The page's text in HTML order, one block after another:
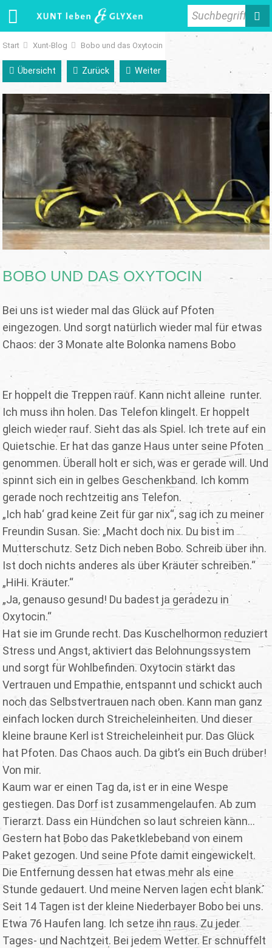
Suchbegriff
Start Xunt-Blog Bobo und das Oxytocin
Übersicht Zurück Weiter
BOBO UND DAS OXYTOCIN
Bei uns ist wieder mal das Glück auf Pfoten
eingezogen. Und sorgt natürlich wieder mal für etwas
Chaos: der 3 Monate alte Bolonka namens Bobo
Er hoppelt die Treppen rauf. Kann nicht alleine runter.
Ich muss ihn holen. Das Telefon klingelt. Er hoppelt
gleich wieder rauf. Sieht das als Spiel. Ich trete auf ein
Quietschie. Er hat das ganze Haus unter seine Pfoten
genommen. Überall holt er sich, was er gerade will. Und
spinnt sich ein in gelbes Geschenkband. Ich komm
gerade noch rechtzeitig ans Telefon.
„Ich hab‘ grad keine Zeit für gar nix“, sag ich zu meiner
Freundin Susan. Sie: „Macht doch nix. Du bist im
Mutterschutz. Setz Dich neben Bobo. Schreib über ihn.
Ist doch nichts anderes als über Kräuter schreiben.“
„HiHi. Kräuter.“
„Ja, genauso gesund! Du badest ja geradezu in
Oxytocin.“
Hat sie im Grunde recht. Das Kuschelhormon reduziert
Stress und Angst, aktiviert das Belohnungssystem
und sorgt für Wohlbefinden. Oxytocin stärkt das
Vertrauen und Empathie, entspannt und schickt auch
noch das Selbstvertrauen nach oben. Kann man ganz
einfach locken durch Streicheleinheiten. Und dieser
kleine braune Kerl ist Streicheleinheit pur. Das Glück
hat Pfoten. Das Chaos auch. Da gibt’s ein Buch drüber!
Von mir.
Kaum war er einen Tag da, ist er in eine Wespe
gestiegen. Das Dorf ist zusammengelaufen. Ab zum
Tierarzt. Dass ein Hündchen so laut schreien kann...
Gestern hat Bobo das Paketklebeband von einem
Paket gezogen. Und seine Pfote damit eingewickelt.
Die Entfernung dessen hat etwas mehr als eine
Stunde gedauert. Und meine Nerven lagen echt blank.
Seit 14 Tagen ist der kleine Niederbayer Bobo bei uns.
Etwa 76 Haufen lang. Ich setze ihn raus. Zu jeder
Tages- und Nachtzeit. Bei jedem Wetter. Er schnuffelt